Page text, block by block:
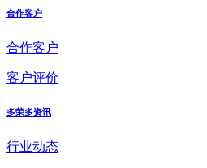
合作客户
合作客户
客户评价
多荣多资讯
行业动态